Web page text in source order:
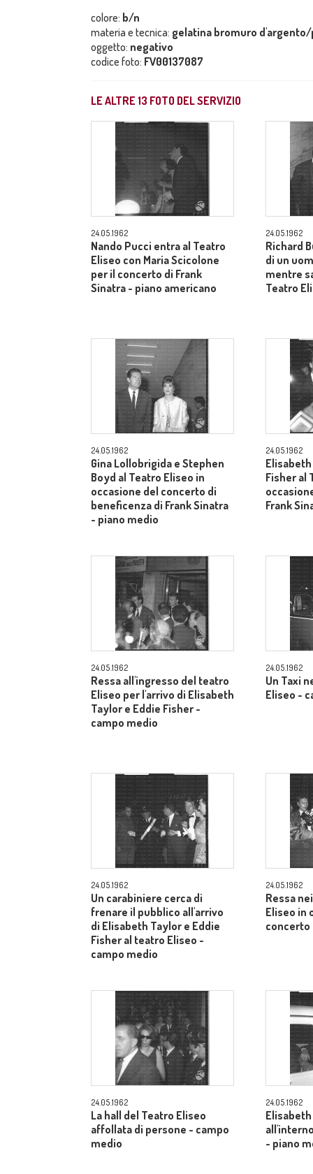
colore: b/n
materia e tecnica: gelatina bromuro
oggetto: negativo
codice foto: FV00137087
LE ALTRE13 FOTO DEL SERVIZIO
24.05.1962
Nando Pucci entra al Teatro
Eliseo con Maria Scicolone
per il concerto di Frank
Sinatra - piano americano
24.05.1962
Richard
di un
mentre
Teatro
24.05.1962
Gina Lollobrigida e Stephen
Boyd al Teatro Eliseo in
occasione del concerto di
beneficenza di Frank Sinatra
- piano medio
24.05.1962
Fisher al
Frank
24.05.1962
Ressa all'ingresso del teatro
Eliseo per l'arrivo di Elisabeth
Taylor e Eddie Fisher -
campo medio
24.05.1962
Un Taxi
Eliseo -
24.05.1962
Un carabiniere cerca di
frenare il pubblico all'arrivo
di Elisabeth Taylor e Eddie
Fisher al teatro Eliseo -
campo medio
24.05.1962
Ressa
Eliseo in
concerto
24.05.1962
La hall del Teatro Eliseo
affollata di persone - campo
medio
24.05.1962
- piano